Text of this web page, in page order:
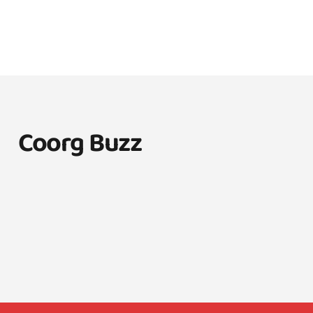
Coorg Buzz